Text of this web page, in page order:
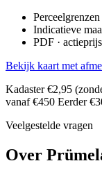
Indicatieve
PDF ·
Bekijk kaart met
Kadaster €2,95
vanaf €450 Eerder
Veelgestelde vragen
Over